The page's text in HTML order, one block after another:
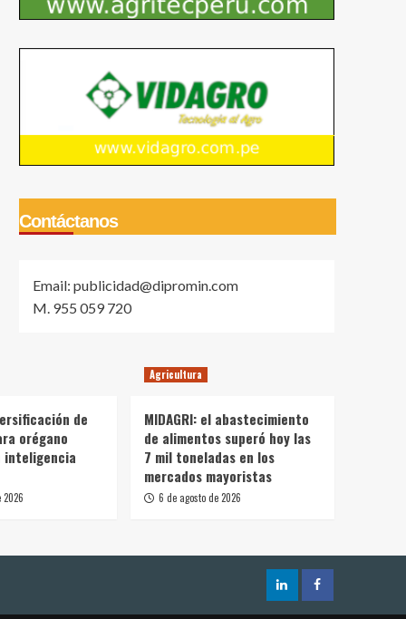
Contáctanos
Email: publicidad@dipromin.com
M. 955 059 720
de
orégano
inteligencia
2026
Agricultura
MIDAGRI: el abastecimiento
de alimentos superó hoy las
7 mil toneladas en los
mercados mayoristas
6 de agosto de 2026
LinkedInFacebook